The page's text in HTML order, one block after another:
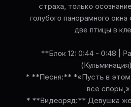
страха, только
голубого панорамного окна
две птицы в
**Блок 12: 0:44 - 0:48 |
* **Песня:** *«Пусть в этом
все
* **Видеоряд:** Девушка